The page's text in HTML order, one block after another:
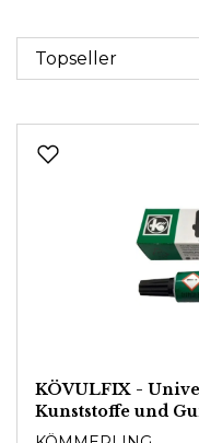
KÖVULFIX -
Kunststoffe und